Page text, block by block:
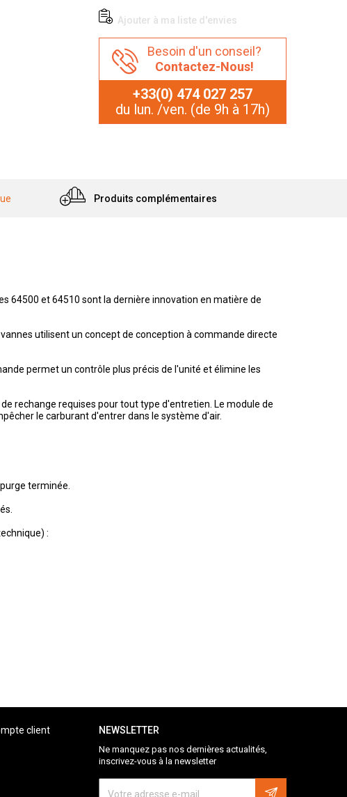
Ajouter à ma liste d'envies
Besoin d'un conseil?
Contactez-Nous!
+33(0) 474 027 257
du lun. /ven. (de 9h à 17h)
Produits complémentaires
64500 et 64510 sont la dernière innovation en matière de
utilisent un concept de conception à commande directe
permet un contrôle plus précis de l'unité et élimine les
rechange requises pour tout type d'entretien. Le module de
le carburant d'entrer dans le système d'air.
terminée.
:
client NEWSLETTER
Ne manquez pas nos dernières actualités,
inscrivez-vous à la newsletter